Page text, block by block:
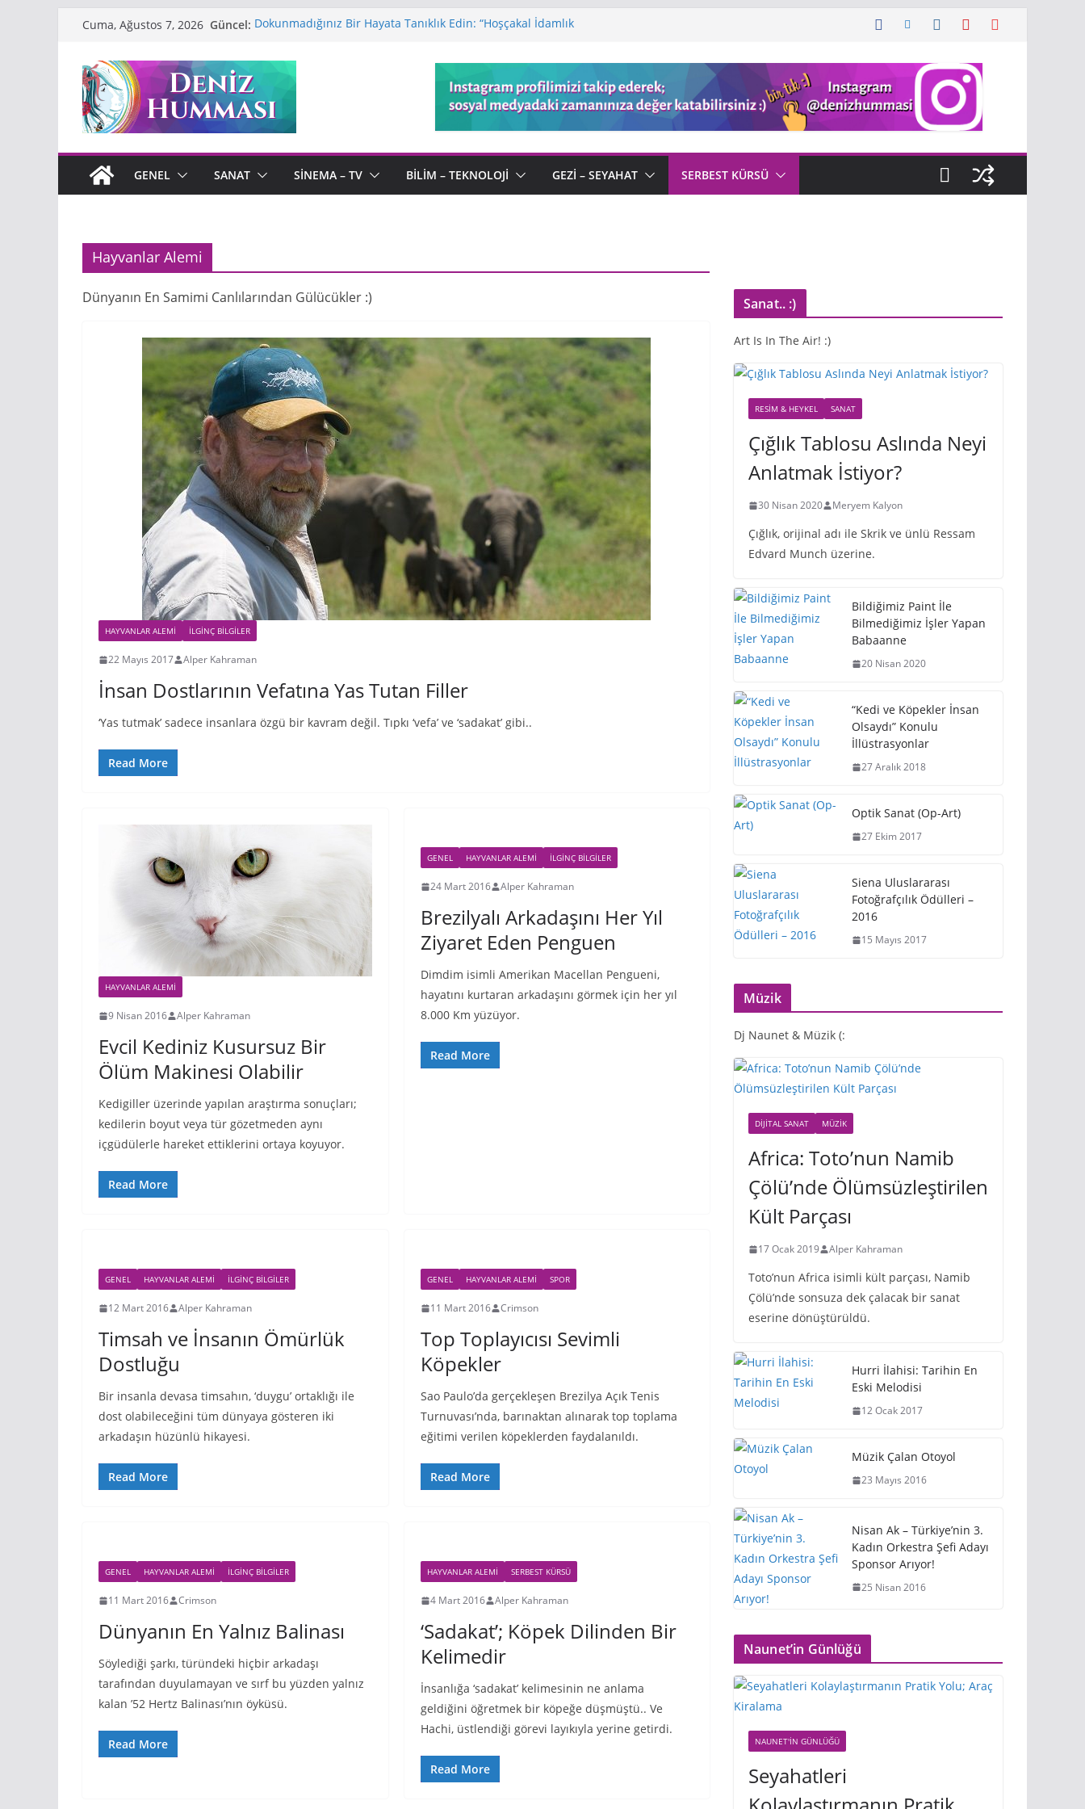
content
Cuma, Ağustos 7, 2026 Güncel: Dokunmadığınız Bir Hayata Tanıklık Edin: “Hoşçakal İdamlık
Anne Frank’ın Hatıra Defteri: Kötülüğün Ortasında Açan
Çiçek
Zülfü Livaneli’nin Kaleminden “Serenad” ve Ölümsüz Aşk
İhsan Oktay Anar: Kendi Tanımıyla “Kimliksiz” Bir Usta
Kalem
GENEL SANAT SINEMA – TV BILIM – TEKNOLOJI GEZI – SEYAHAT SERBEST KÜRSÜ
Hayvanlar Alemi
Dünyanın En Samimi Canlılarından Gülücükler :)
HAYVANLAR ALEMI İLGINÇ BILGILER
22 Mayıs 2017 Alper Kahraman
İnsan Dostlarının Vefatına Yas Tutan Filler
‘Yas tutmak’ sadece insanlara özgü bir kavram değil. Tıpkı ‘vefa’ ve ‘sadakat’ gibi..
Read More
HAYVANLAR ALEMI
9 Nisan 2016 Alper Kahraman
Evcil Kediniz Kusursuz Bir
Ölüm Makinesi Olabilir
Kedigiller üzerinde yapılan araştırma sonuçları;
kedilerin boyut veya tür gözetmeden aynı
içgüdülerle hareket ettiklerini ortaya koyuyor.
Read More
GENEL HAYVANLAR ALEMI İLGINÇ BILGILER
24 Mart 2016 Alper Kahraman
Brezilyalı Arkadaşını Her Yıl
Ziyaret Eden Penguen
Dimdim isimli Amerikan Macellan Pengueni,
hayatını kurtaran arkadaşını görmek için her yıl
8.000 Km yüzüyor.
Read More
GENEL HAYVANLAR ALEMI İLGINÇ BILGILER
12 Mart 2016 Alper Kahraman
Timsah ve İnsanın Ömürlük
Dostluğu
Bir insanla devasa timsahın, ‘duygu’ ortaklığı ile
dost olabileceğini tüm dünyaya gösteren iki
arkadaşın hüzünlü hikayesi.
Read More
GENEL HAYVANLAR ALEMI SPOR
11 Mart 2016 Crimson
Top Toplayıcısı Sevimli
Köpekler
Sao Paulo’da gerçekleşen Brezilya Açık Tenis
Turnuvası’nda, barınaktan alınarak top toplama
eğitimi verilen köpeklerden faydalanıldı.
Read More
GENEL HAYVANLAR ALEMI İLGINÇ BILGILER
11 Mart 2016 Crimson
Dünyanın En Yalnız Balinası
Söylediği şarkı, türündeki hiçbir arkadaşı
tarafından duyulamayan ve sırf bu yüzden yalnız
kalan ’52 Hertz Balinası’nın öyküsü.
Read More
HAYVANLAR ALEMI SERBEST KÜRSÜ
4 Mart 2016 Alper Kahraman
‘Sadakat’; Köpek Dilinden Bir
Kelimedir
İnsanlığa ‘sadakat’ kelimesinin ne anlama
geldiğini öğretmek bir köpeğe düşmüştü.. Ve
Hachi, üstlendiği görevi layıkıyla yerine getirdi.
Read More
Sanat.. :)
Art Is In The Air! :)
RESIM & HEYKEL SANAT
Çığlık Tablosu Aslında Neyi
Anlatmak İstiyor?
30 Nisan 2020 Meryem Kalyon
Çığlık, orijinal adı ile Skrik ve ünlü Ressam
Edvard Munch üzerine.
Bildiğimiz Paint İle
Bilmediğimiz İşler Yapan
Babaanne
20 Nisan 2020
“Kedi ve Köpekler İnsan
Olsaydı” Konulu
İllüstrasyonlar
27 Aralık 2018
Optik Sanat (Op-Art)
27 Ekim 2017
Siena Uluslararası
Fotoğrafçılık Ödülleri –
2016
15 Mayıs 2017
Müzik
Dj Naunet & Müzik (:
DIJITAL SANAT MÜZIK
Africa: Toto’nun Namib
Çölü’nde Ölümsüzleştirilen
Kült Parçası
17 Ocak 2019 Alper Kahraman
Toto’nun Africa isimli kült parçası, Namib
Çölü’nde sonsuza dek çalacak bir sanat
eserine dönüştürüldü.
Hurri İlahisi: Tarihin En
Eski Melodisi
12 Ocak 2017
Müzik Çalan Otoyol
23 Mayıs 2016
Nisan Ak – Türkiye’nin 3.
Kadın Orkestra Şefi Adayı
Sponsor Arıyor!
25 Nisan 2016
Naunet’in Günlüğü
NAUNET'IN GÜNLÜĞÜ
Seyahatleri